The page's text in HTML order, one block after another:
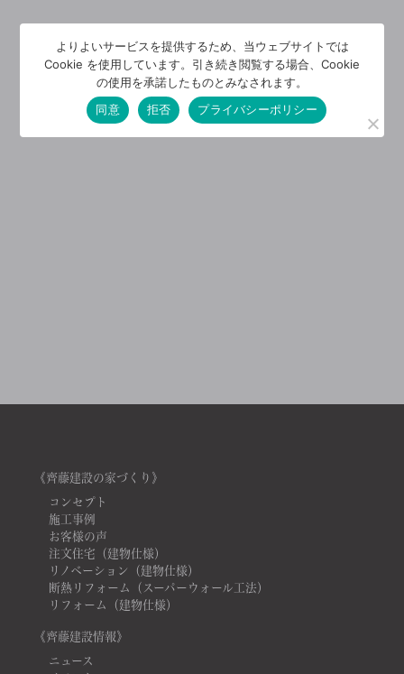
《齊藤建設の家づくり》
コンセプト
施工事例
お客様の声
注文住宅（建物仕様）
リノベーション（建物仕様）
断熱リフォーム（スーパーウォール工法）
リフォーム（建物仕様）
《齊藤建設情報》
ニュース
よりよいサービスを提供するため、当ウェブサイトでは
Cookie を使用しています。引き続き閲覧する場合、Cookie
の使用を承諾したものとみなされます。
同意
拒否 プライバシーポリシー